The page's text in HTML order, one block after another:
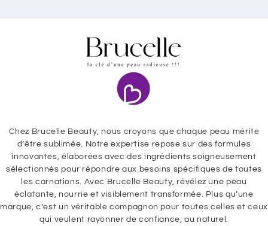
Chez Brucelle Beauty, nous croyons que chaque peau mérite
d’être sublimée. Notre expertise repose sur des formules
innovantes, élaborées avec des ingrédients soigneusement
sélectionnés pour répondre aux besoins spécifiques de toutes
les carnations. Avec Brucelle Beauty, révélez une peau
éclatante, nourrie et visiblement transformée. Plus qu’une
marque, c’est un véritable compagnon pour toutes celles et ceux
qui veulent rayonner de confiance, au naturel.